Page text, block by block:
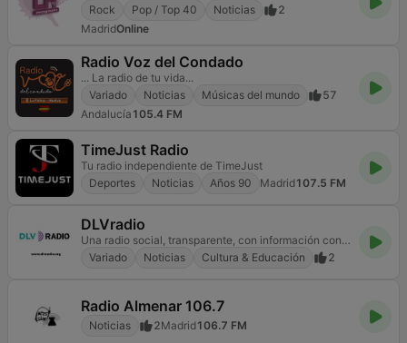
Rock
Pop / Top 40 Noticias
2
MadridOnline
Radio Voz del Condado
... La radio de tu vida...
Variado
Noticias Músicas del mundo
57
Andalucía 105.4 FM
TimeJust Radio
Tu radio independiente de TimeJust
Deportes
Noticias Años 90 Madrid107.5 FM
DLVradio
Una radio social, transparente, con información contrastada y veraz
Variado
Noticias Cultura & Educación 2
Radio Almenar 106.7
Noticias 2Madrid106.7 FM